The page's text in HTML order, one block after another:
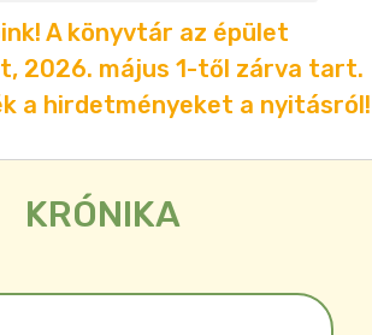
A könyvtár az épület
2026. május 1-től zárva tart.
a hirdetményeket a nyitásról!
KRÓNIKA